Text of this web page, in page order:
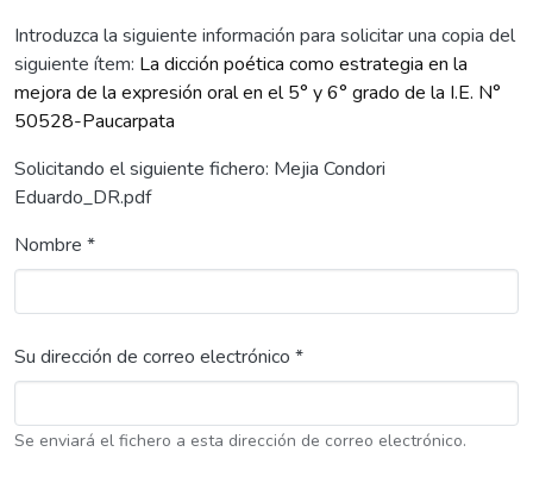
Introduzca la siguiente información para solicitar una copia del
siguiente ítem: La dicción poética como estrategia en la
mejora de la expresión oral en el 5° y 6° grado de la I.E. N°
50528-Paucarpata
Solicitando el siguiente fichero: Mejia Condori
Eduardo_DR.pdf
Nombre *
Su dirección de correo electrónico *
Se enviará el fichero a esta dirección de correo electrónico.